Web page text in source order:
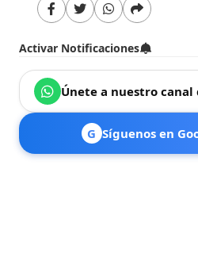
Activar Notificaciones
Únete a nuestro canal
G Síguenos en